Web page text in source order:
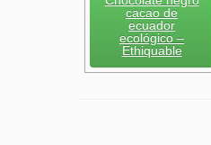
cacao de
ecuador
ecológico –
Ethiquable